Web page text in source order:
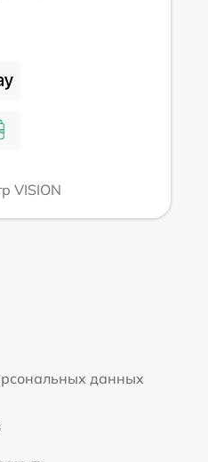
VISION
данных